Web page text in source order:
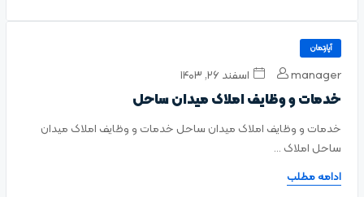
آپارتمان
manager اسفند ۲۶, ۱۴۰۳
خدمات و وظایف املاک میدان ساحل
خدمات و وظایف املاک میدان ساحل خدمات و وظایف املاک میدان
ساحل املاک ...
ادامه مطلب